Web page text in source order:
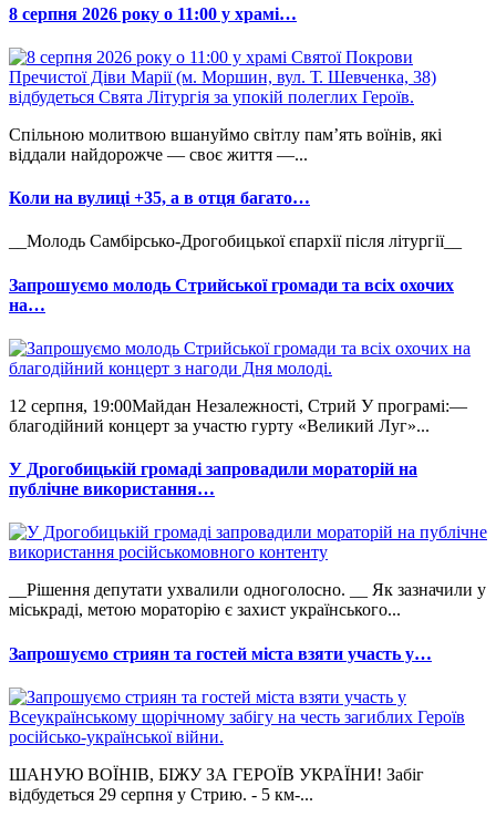
8 серпня 2026 року о 11:00 у храмі…
Спільною молитвою вшануймо світлу пам’ять воїнів, які
віддали найдорожче — своє життя —...
Коли на вулиці +35, а в отця багато…
__Молодь Самбірсько-Дрогобицької єпархії після літургії__
Запрошуємо молодь Стрийської громади та всіх охочих
на…
12 серпня, 19:00Майдан Незалежності, Стрий У програмі:—
благодійний концерт за участю гурту «Великий Луг»...
У Дрогобицькій громаді запровадили мораторій на
публічне використання…
__Рішення депутати ухвалили одноголосно. __ Як зазначили у
міськраді, метою мораторію є захист українського...
Запрошуємо стриян та гостей міста взяти участь у…
ШАНУЮ ВОЇНІВ, БІЖУ ЗА ГЕРОЇВ УКРАЇНИ! Забіг
відбудеться 29 серпня у Стрию. - 5 км-...